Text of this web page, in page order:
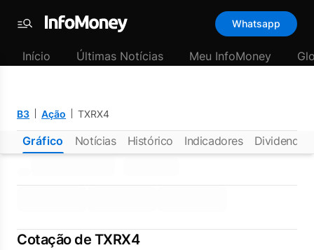
Menu
Whatsapp
Início Últimas Notícias Meu InfoMoney
B3 Ação TXRX4
Gráfico Notícias Histórico Indicadores Dividendos
Cotação de TXRX4